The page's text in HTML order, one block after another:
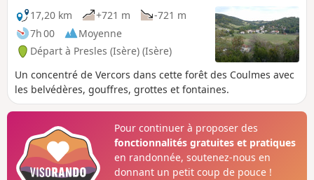
17,20 km +721 m
-721 m
7h 00
Moyenne
Départ à Presles (Isère) (Isère)
Un concentré de Vercors dans cette forêt des Coulmes avec
les belvédères, gouffres, grottes et fontaines.
Pour continuer à proposer des
fonctionnalités gratuites et pratiques
en randonnée, soutenez-nous en
donnant un petit coup de pouce !